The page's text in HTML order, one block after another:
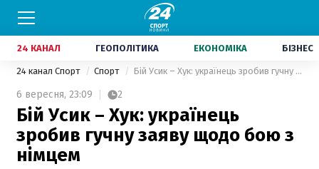
24 КАНАЛ ГЕОПОЛІТИКА ЕКОНОМІКА БІЗНЕС
24 канал Спорт Спорт Бій Усик – Хук: українець зробив гучну заяву щодо бою з німцем
6 вересня, 23:09 2
Бій Усик – Хук: українець
зробив гучну заяву щодо бою з
німцем